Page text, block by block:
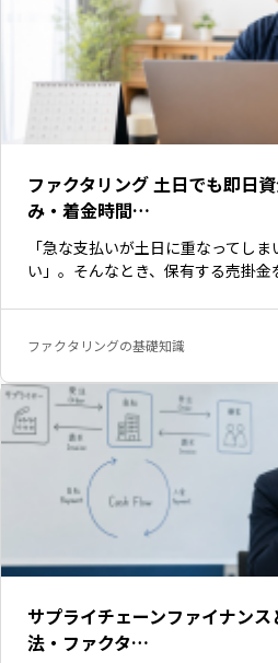
ファクタリング 土日でも即日
み・着金時間…
「急な支払いが土日に重なってし
い」。そんなとき、保有する売掛
ファクタリングの基礎知識
サプライチェーンファイナン
法・ファクタ…